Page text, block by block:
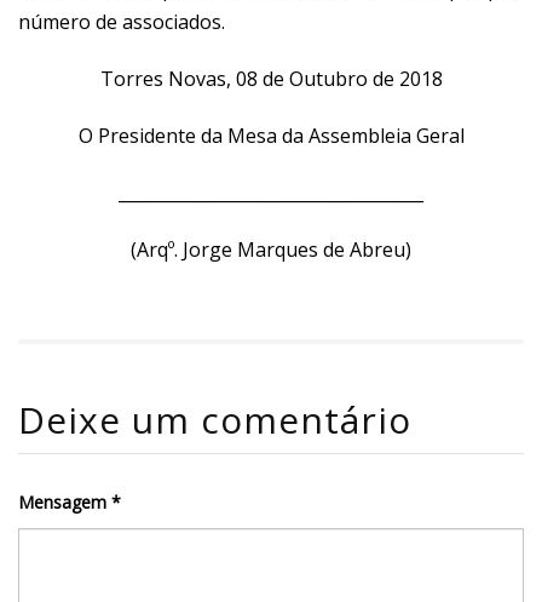
número de associados.
Torres Novas, 08 de Outubro de 2018
O Presidente da Mesa da Assembleia Geral
(Arqº. Jorge Marques de Abreu)
Deixe um comentário
Mensagem *